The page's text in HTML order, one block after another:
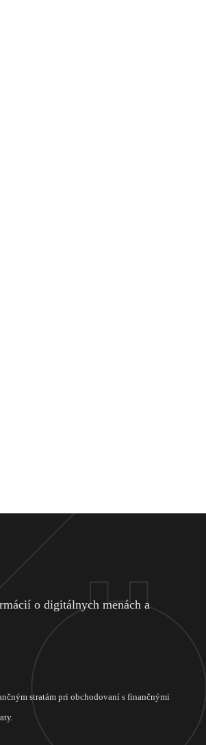
o digitálnych menách a
stratám pri obchodovaní s finančnými